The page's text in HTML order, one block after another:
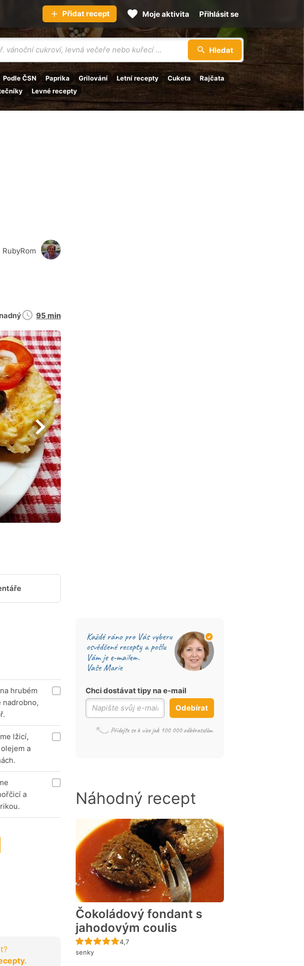
Hledat
Podle ČSN Paprika Grilování Letní recepty Cuketa
Rajčata
Levné recepty
Přidat recept Moje aktivita Přihlásit se
RubyRom
Doba
95 min
hrubém
nadrobno,
lžicí,
a
a
Chci dostávat tipy na e-mail
Odebírat
Náhodný recept
Čokoládový fondant s
jahodovým coulis
Recept ještě nebyl hodnocen
4,7
senky